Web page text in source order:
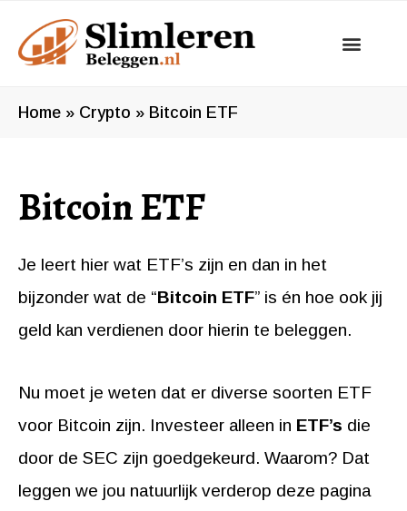
naar
inhoud
Home » Crypto » Bitcoin ETF
Bitcoin ETF
Je leert hier wat ETF’s zijn en dan in het
bijzonder wat de “Bitcoin ETF” is én hoe ook jij
geld kan verdienen door hierin te beleggen.
Nu moet je weten dat er diverse soorten ETF
voor Bitcoin zijn. Investeer alleen in ETF’s die
door de SEC zijn goedgekeurd. Waarom? Dat
leggen we jou natuurlijk verderop deze pagina